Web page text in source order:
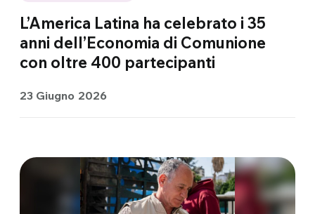
L’America Latina ha celebrato i 35
anni dell’Economia di Comunione
con oltre 400 partecipanti
23 Giugno 2026